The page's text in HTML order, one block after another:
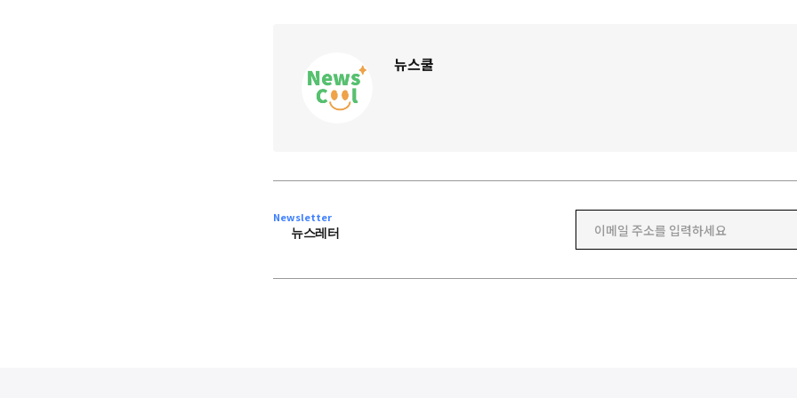
뉴스쿨
Newsletter
뉴스레터 이메일 주소를 입력하세요